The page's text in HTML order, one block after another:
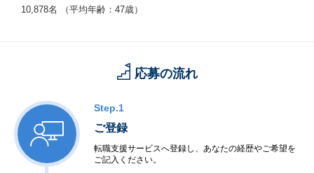
を発足。
10,878名 （平均年齢：47歳）
応募の流れ
Step.1
ご登録
転職支援サービスへ登録し、あなたの経歴やご希望を
ご記入ください。